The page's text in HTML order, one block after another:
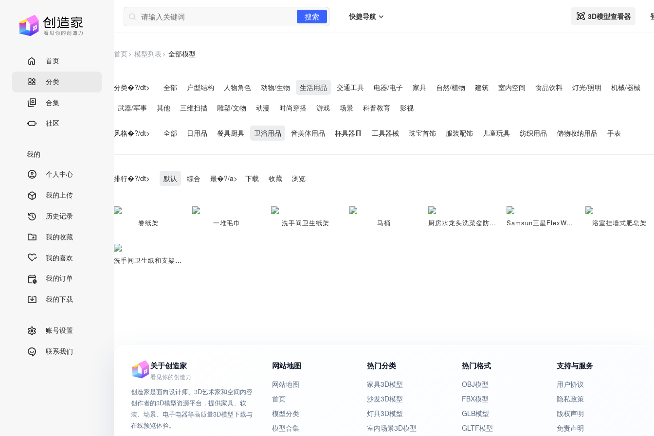
搜索 快捷导航 3D模型查看器
首页
分类
合集
社区
我的
个人中心
我的上传
历史记录
我的收藏
我的喜欢
我的订单
我的下载
账号设置
联系我们
首页 模型列表 全部模型
分类�?/dt> 全部 户型结构 人物角色 动物/生物 生活用品 交通工具 电器/电子 家具 自然/植物 建筑 室内空间 食品饮料 灯光/照明 机械/器械
武器/军事 其他 三维扫描 雕塑/文物 动漫 时尚穿搭 游戏 场景 科普教育 影视
风格�?/dt> 全部 日用品 餐具厨具 卫浴用品 音美体用品 杯具器皿 工具器械 珠宝首饰 服装配饰 儿童玩具 纺织用品 储物收纳用品 手表
排行�?/dt> 默认 综合 最�?/a> 下载 收藏 浏览
卷纸架 一堆毛巾 洗手间卫生纸架 马桶 厨房水龙头洗菜盆防溅水可旋转单冷水嘴鹅颈水龙头 Samsun三星FlexWash滚筒洗衣机 浴室挂墙式肥皂架
洗手间卫生纸和支架3D模型
关于创造家
看见你的创造力
创造家是面向设计师、3D艺术家和空间内容
创作者的3D模型资源平台，提供家具、软
装、场景、电子电器等高质量3D模型下载与
在线预览体验。
网站地图
网站地图
首页
模型分类
模型合集
热门分类
家具3D模型
沙发3D模型
灯具3D模型
室内场景3D模型
热门格式
OBJ模型
FBX模型
GLB模型
GLTF模型
支持与服务
用户协议
隐私政策
版权声明
免责声明